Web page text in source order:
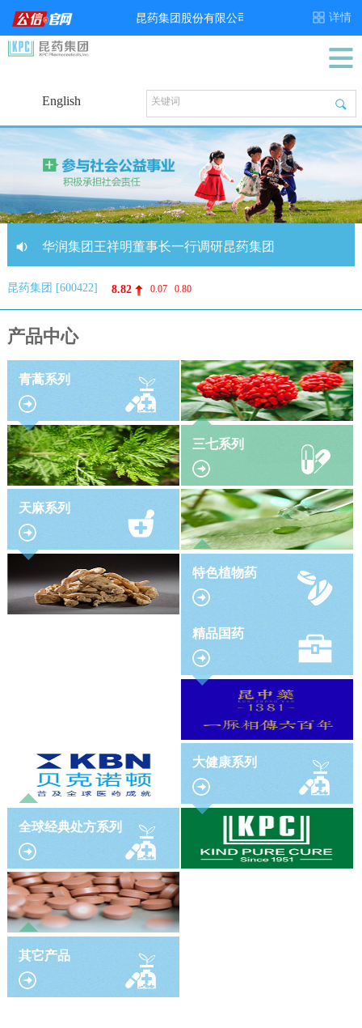
English
华润集团王祥明董事长一行调研昆药集团
昆药集团 [600422] 8.82 0.07 0.80
产品中心
青蒿系列
三七系列
天麻系列
特色植物药
精品国药
全球经典处方系列
大健康系列
其它产品